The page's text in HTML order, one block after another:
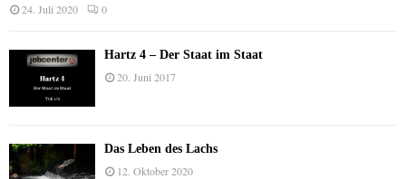
24. Juli 2020 0
Hartz 4 – Der Staat im Staat
20. Juni 2017
Das Leben des Lachs
12. Oktober 2020